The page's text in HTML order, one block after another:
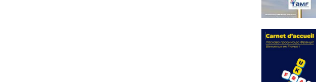
Statut de
l’élu local
Mise à jour avril
2024